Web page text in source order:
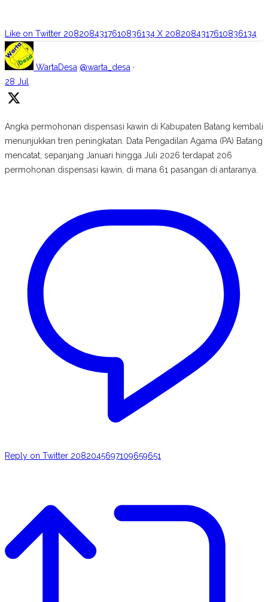
Like on Twitter 2082084317610836134 X 2082084317610836134
WartaDesa @warta_desa ·
28 Jul
Angka permohonan dispensasi kawin di Kabupaten Batang kembali
menunjukkan tren peningkatan. Data Pengadilan Agama (PA) Batang
mencatat, sepanjang Januari hingga Juli 2026 terdapat 206
permohonan dispensasi kawin, di mana 61 pasangan di antaranya.
Reply on Twitter 2082045697109659651